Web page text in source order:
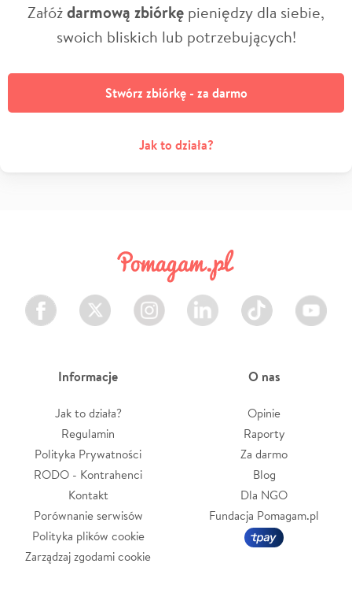
Załóżdarmową zbiórkę pieniędzy dla siebie,
swoich bliskich lub potrzebujących!
Stwórz zbiórkę - za darmo
Jak to działa?
Facebook Twitter Instagram LinkedIn TikTok Youtube
Informacje
Jak to działa?
Regulamin
Polityka Prywatności
RODO - Kontrahenci
Kontakt
Porównanie serwisów
Polityka plików cookie
Zarządzaj zgodami cookie
O nas
Opinie
Raporty
Za darmo
Blog
Dla NGO
Fundacja Pomagam.pl